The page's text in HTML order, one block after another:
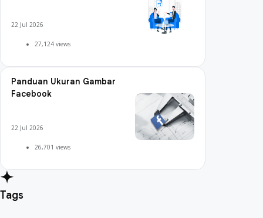
22 Jul 2026
27,124 views
Panduan Ukuran Gambar
Facebook
22 Jul 2026
26,701 views
Tags